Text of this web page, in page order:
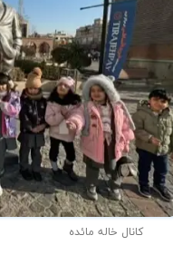
کانال خاله مائده